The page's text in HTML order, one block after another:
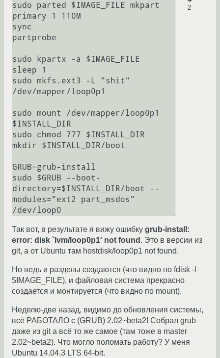
2
sudo parted $IMAGE_FILE mkpart
primary 1 110M
sync
partprobe
sudo kpartx -a $IMAGE_FILE
sleep 1
sudo mkfs.ext3 -L "shit"
/dev/mapper/loop0p1
sudo mount /dev/mapper/loop0p1
$INSTALL_DIR
sudo chmod 777 $INSTALL_DIR
mkdir $INSTALL_DIR/boot
GRUB=grub-install
sudo $GRUB --boot-
directory=$INSTALL_DIR/boot --
modules="ext2 part_msdos"
/dev/loop0
Так вот, в результате я вижу ошибку grub-install:
error: disk `lvm/loop0p1' not found . Это в версии из
git, а от Ubuntu там hostdisk/loop0p1 not found.
Но ведь и разделы создаются (что видно по fdisk -l
$IMAGE_FILE), и файловая система прекрасно
создается и монтируется (что видно по mount).
Неделю-две назад, видимо до обновления системы,
всё РАБОТАЛО с (GRUB) 2.02~beta2! Собрал grub
даже из git а всё то же самое (там тоже в master
2.02~beta2). Что могло поломать работу? У меня
Ubuntu 14.04.3 LTS 64-bit.